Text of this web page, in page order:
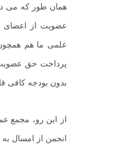
عضویت از اعضای
علمی ما هم
پرداخت حق عضویت
بدون بودجه کافی
انجمن از امسال